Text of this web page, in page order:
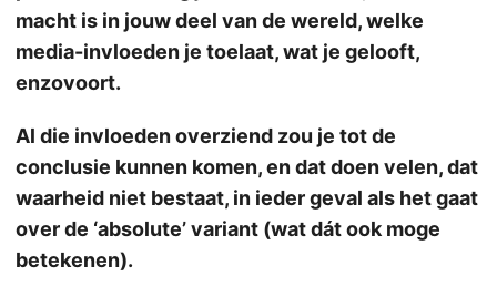
macht is in jouw deel van de wereld, welke
media-invloeden je toelaat, wat je gelooft,
enzovoort.
Al die invloeden overziend zou je tot de
conclusie kunnen komen, en dat doen velen, dat
waarheid niet bestaat, in ieder geval als het gaat
over de ‘absolute’ variant (wat dát ook moge
betekenen).